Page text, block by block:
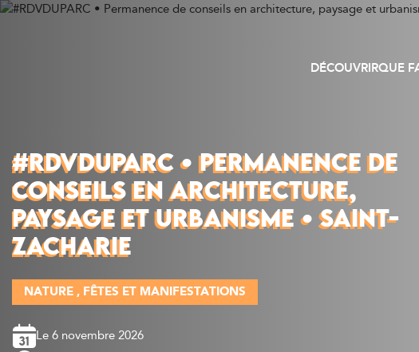
DÉCOUVRIRQUE
#RDVDUPARC • PERMANENCE DE
CONSEILS EN ARCHITECTURE,
PAYSAGE ET URBANISME • SAINT-
ZACHARIE
NATURE FÊTES ET MANIFESTATIONS
Le 6 novembre 2026